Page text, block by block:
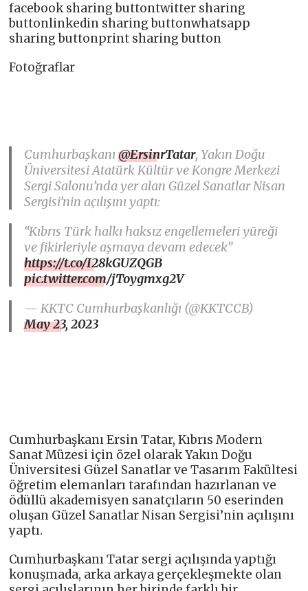
facebook sharing buttontwitter sharing
buttonlinkedin sharing buttonwhatsapp
sharing buttonprint sharing button
Fotoğraflar
Cumhurbaşkanı@ErsinrTatar, Yakın Doğu
Üniversitesi Atatürk Kültür ve Kongre Merkezi
Sergi Salonu’nda yer alan Güzel Sanatlar Nisan
Sergisi’nin açılışını yaptı:
“Kıbrıs Türk halkı haksız engellemeleri yüreği
ve fikirleriyle aşmaya devam edecek”
https://t.co/I28kGUZQGB
pic.twitter.com/jToygmxg2V
— KKTC Cumhurbaşkanlığı (@KKTCCB)
May 23, 2023
Cumhurbaşkanı Ersin Tatar, Kıbrıs Modern
Sanat Müzesi için özel olarak Yakın Doğu
Üniversitesi Güzel Sanatlar ve Tasarım Fakültesi
öğretim elemanları tarafından hazırlanan ve
ödüllü akademisyen sanatçıların 50 eserinden
oluşan Güzel Sanatlar Nisan Sergisi’nin açılışını
yaptı.
Cumhurbaşkanı Tatar sergi açılışında yaptığı
konuşmada, arka arkaya gerçekleşmekte olan